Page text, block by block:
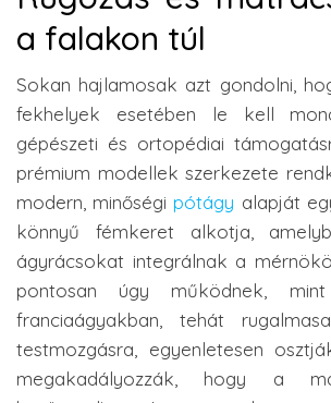
a falakon túl
Sokan hajlamosak azt gondolni,
fekhelyek esetében le kell
gépészeti és ortopédiai
prémium modellek szerkezete
modern, minőségipótágy alapját
könnyű fémkeret alkotja,
ágyrácsokat integrálnak a
pontosan úgy működnek,
franciaágyakban, tehát
testmozgásra, egyenletesen
megakadályozzák, hogy a